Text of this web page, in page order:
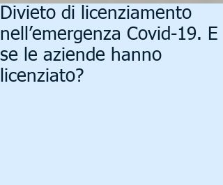
Divieto di licenziamento
nell’emergenza Covid-19. E
se le aziende hanno
licenziato?